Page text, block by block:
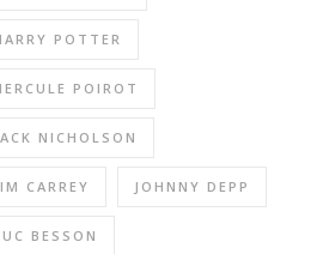
POTTER
POIROT
NICHOLSON
CARREY JOHNNY DEPP
BESSON